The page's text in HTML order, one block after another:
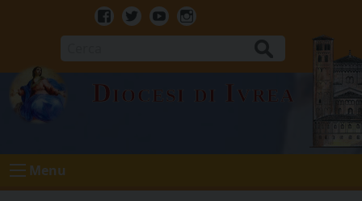
Facebook
TwitterYoutubeInstagram
Diocesi di Ivrea
Menu